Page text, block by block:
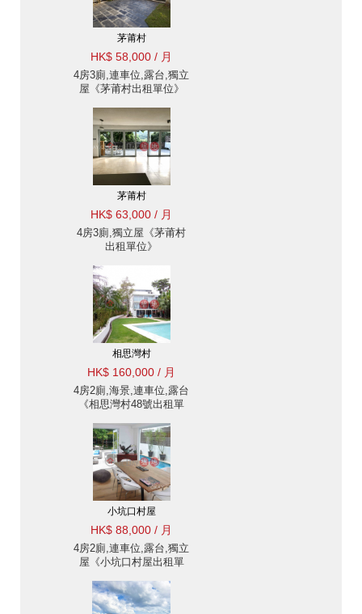
茅莆村
HK$ 58,000 / 月
4房3廁,連車位,露台,獨立
屋《茅莆村出租單位》
茅莆村
HK$ 63,000 / 月
4房3廁,獨立屋《茅莆村
出租單位》
相思灣村
HK$ 160,000 / 月
4房2廁,海景,連車位,露台
《相思灣村48號出租單
小坑口村屋
HK$ 88,000 / 月
4房2廁,連車位,露台,獨立
屋《小坑口村屋出租單